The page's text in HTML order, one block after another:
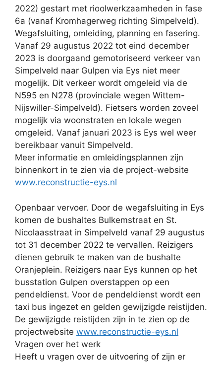
2022) gestart met rioolwerkzaamheden in fase
6a (vanaf Kromhagerweg richting Simpelveld).
Wegafsluiting, omleiding, planning en fasering.
Vanaf 29 augustus 2022 tot eind december
2023 is doorgaand gemotoriseerd verkeer van
Simpelveld naar Gulpen via Eys niet meer
mogelijk. Dit verkeer wordt omgeleid via de
N595 en N278 (provinciale wegen Wittem-
Nijswiller-Simpelveld). Fietsers worden zoveel
mogelijk via woonstraten en lokale wegen
omgeleid. Vanaf januari 2023 is Eys wel weer
bereikbaar vanuit Simpelveld.
Meer informatie en omleidingsplannen zijn
binnenkort in te zien via de project-website
www.reconstructie-eys.nl
Openbaar vervoer. Door de wegafsluiting in Eys
komen de bushaltes Bulkemstraat en St.
Nicolaasstraat in Simpelveld vanaf 29 augustus
tot 31 december 2022 te vervallen. Reizigers
dienen gebruik te maken van de bushalte
Oranjeplein. Reizigers naar Eys kunnen op het
busstation Gulpen overstappen op een
pendeldienst. Voor de pendeldienst wordt een
taxi bus ingezet en gelden gewijzigde reistijden.
De gewijzigde reistijden zijn in te zien op de
projectwebsite www.reconstructie-eys.nl
Vragen over het werk
Heeft u vragen over de uitvoering of zijn er